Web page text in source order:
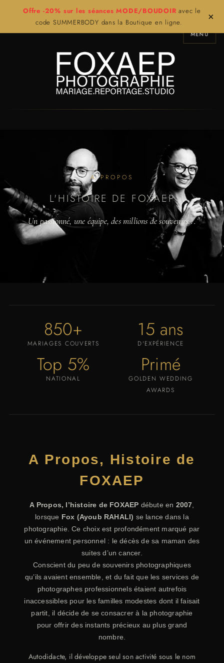
Offre -20% sur les séances MODE/BOUDOIR avec le
code SUMMERBODY dans la Boutique en ligne.
×
MENU
A PROPOS
L'HISTOIRE DE FOXAEP
Un passionné, une équipe, des millions de souvenirs...
850+
MARIAGES COUVERTS
15 ans
D'EXPÉRIENCE
Top 5%
NATIONAL
Primé
GOLDEN WEDDING
AWARDS
A Propos, Histoire de
FOXAEP
A Propos, l’histoire de FOXAEP débute en 2007,
lorsque Fox (Ayoub RAHALI) se lance dans la
photographie. Ce choix est profondément marqué par
un événement personnel : le décès de sa maman des
suites d’un cancer.
Conscient du peu de souvenirs photographiques
qu’ils avaient ensemble, et du fait que les services de
photographes professionnels étaient autrefois
inaccessibles pour les familles modestes dont il faisait
partit, il décide de se consacrer à la photographie
pour offrir des instants précieux au plus grand
nombre.
Autodidacte, il développe seul son activité sous le nom